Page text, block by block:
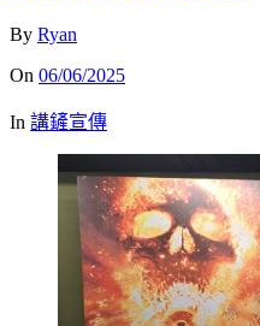
By Ryan
On 06/06/2025
In 講鏟宣傳